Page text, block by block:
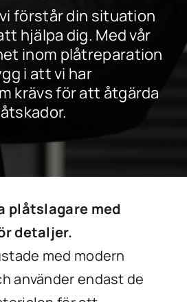
förstår din situation
hjälpa dig. Med vår
inom plåtreparation
i att vi har
krävs för att åtgärda
plåtslagare med
detaljer.
med modern
använder endast de